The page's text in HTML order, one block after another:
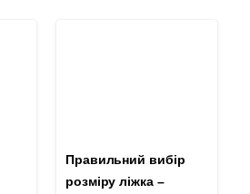
Правильний вибір
розміру ліжка –